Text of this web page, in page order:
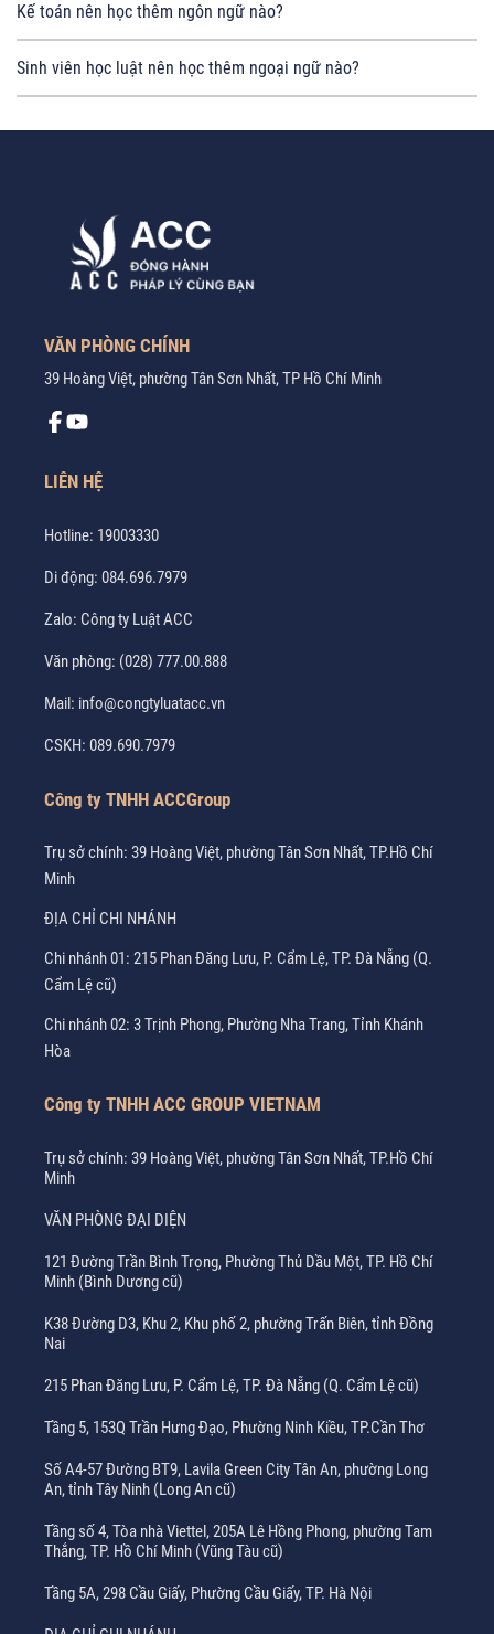
Kế toán nên học thêm ngôn ngữ nào?
Sinh viên học luật nên học thêm ngoại ngữ nào?
VĂN PHÒNG CHÍNH
39 Hoàng Việt, phường Tân Sơn Nhất, TP Hồ Chí Minh
LIÊN HỆ
Hotline: 19003330
Di động: 084.696.7979
Zalo: Công ty Luật ACC
Văn phòng: (028) 777.00.888
Mail: info@congtyluatacc.vn
CSKH: 089.690.7979
Công ty TNHH ACCGroup
Trụ sở chính: 39 Hoàng Việt, phường Tân Sơn Nhất, TP.Hồ Chí
Minh
ĐỊA CHỈ CHI NHÁNH
Chi nhánh 01: 215 Phan Đăng Lưu, P. Cẩm Lệ, TP. Đà Nẵng (Q.
Cẩm Lệ cũ)
Chi nhánh 02: 3 Trịnh Phong, Phường Nha Trang, Tỉnh Khánh
Hòa
Công ty TNHH ACC GROUP VIETNAM
Trụ sở chính: 39 Hoàng Việt, phường Tân Sơn Nhất, TP.Hồ Chí
Minh
VĂN PHÒNG ĐẠI DIỆN
121 Đường Trần Bình Trọng, Phường Thủ Dầu Một, TP. Hồ Chí
Minh (Bình Dương cũ)
K38 Đường D3, Khu 2, Khu phố 2, phường Trấn Biên, tỉnh Đồng
Nai
215 Phan Đăng Lưu, P. Cẩm Lệ, TP. Đà Nẵng (Q. Cẩm Lệ cũ)
Tầng 5, 153Q Trần Hưng Đạo, Phường Ninh Kiều, TP.Cần Thơ
Số A4-57 Đường BT9, Lavila Green City Tân An, phường Long
An, tỉnh Tây Ninh (Long An cũ)
Tầng số 4, Tòa nhà Viettel, 205A Lê Hồng Phong, phường Tam
Thắng, TP. Hồ Chí Minh (Vũng Tàu cũ)
Tầng 5A, 298 Cầu Giấy, Phường Cầu Giấy, TP. Hà Nội